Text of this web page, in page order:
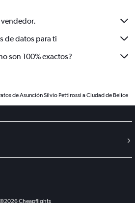
de datos para ti
son 100% exactos?
de Asunción Silvio Pettirossi a Ciudad de Belice
©2026Cheapflights